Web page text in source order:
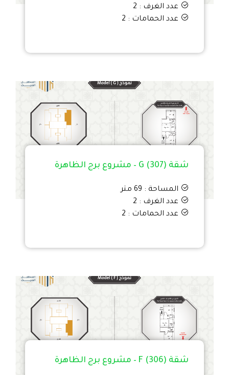
عدد الغرف : 2
عدد الحمامات : 2
شقة G (307) – مشروع برج الظاهرة
المساحة : 69 متر
عدد الغرف : 2
عدد الحمامات : 2
شقة F (306) – مشروع برج الظاهرة